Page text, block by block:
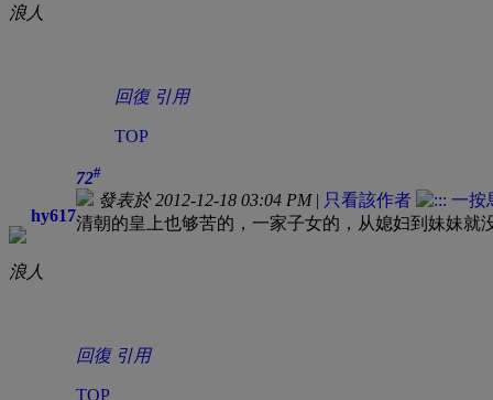
浪人
回復 引用
TOP
hy617
浪人
72#
發表於 2012-12-18 03:04 PM| 只看該作者
清朝的皇上也够苦的，一家子女的，从媳妇到妹妹就
回復 引用
TOP